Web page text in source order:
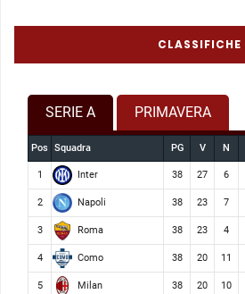
CLASSIFICHE
SERIE A PRIMAVERA
Pos Squadra PG V N
1 Inter 38 27 6
2 Napoli 38 23 7
3 Roma 38 23 4
4 Como 38 20 11
5 Milan 38 20 10